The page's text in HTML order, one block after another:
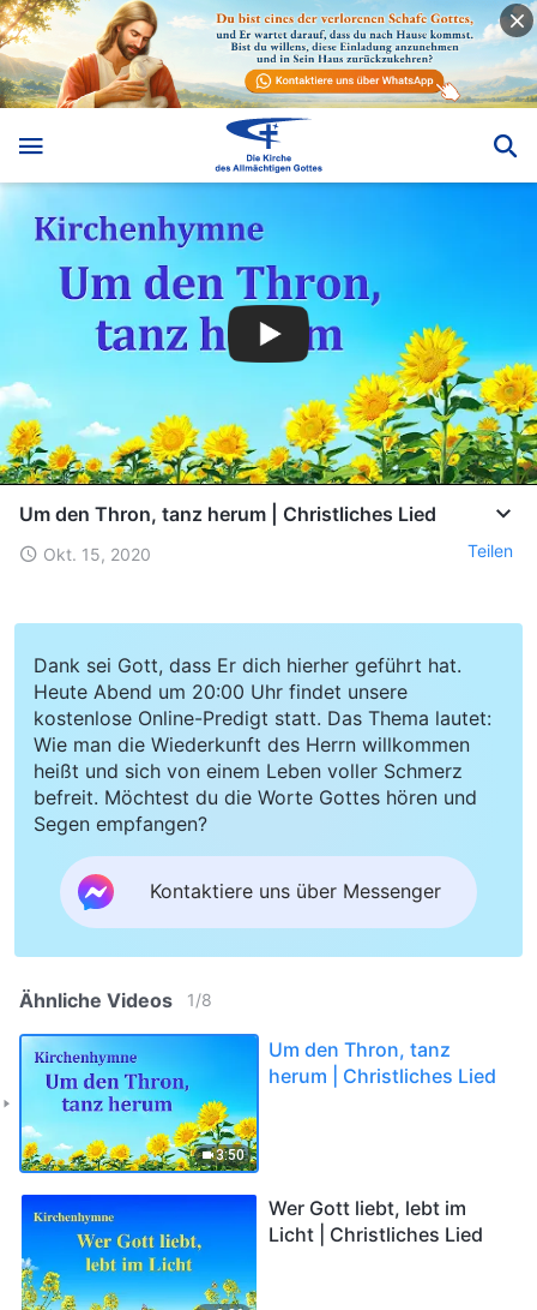
Um den Thron, tanz herum | Christliches Lied
Okt. 15, 2020 Teilen
Dank sei Gott, dass Er dich hierher geführt hat.
Heute Abend um 20:00 Uhr findet unsere
kostenlose Online-Predigt statt. Das Thema lautet:
Wie man die Wiederkunft des Herrn willkommen
heißt und sich von einem Leben voller Schmerz
befreit. Möchtest du die Worte Gottes hören und
Segen empfangen?
Kontaktiere uns über Messenger
Ähnliche Videos 1/8
3:50
Um den Thron, tanz
herum | Christliches Lied
Wer Gott liebt, lebt im
Licht | Christliches Lied